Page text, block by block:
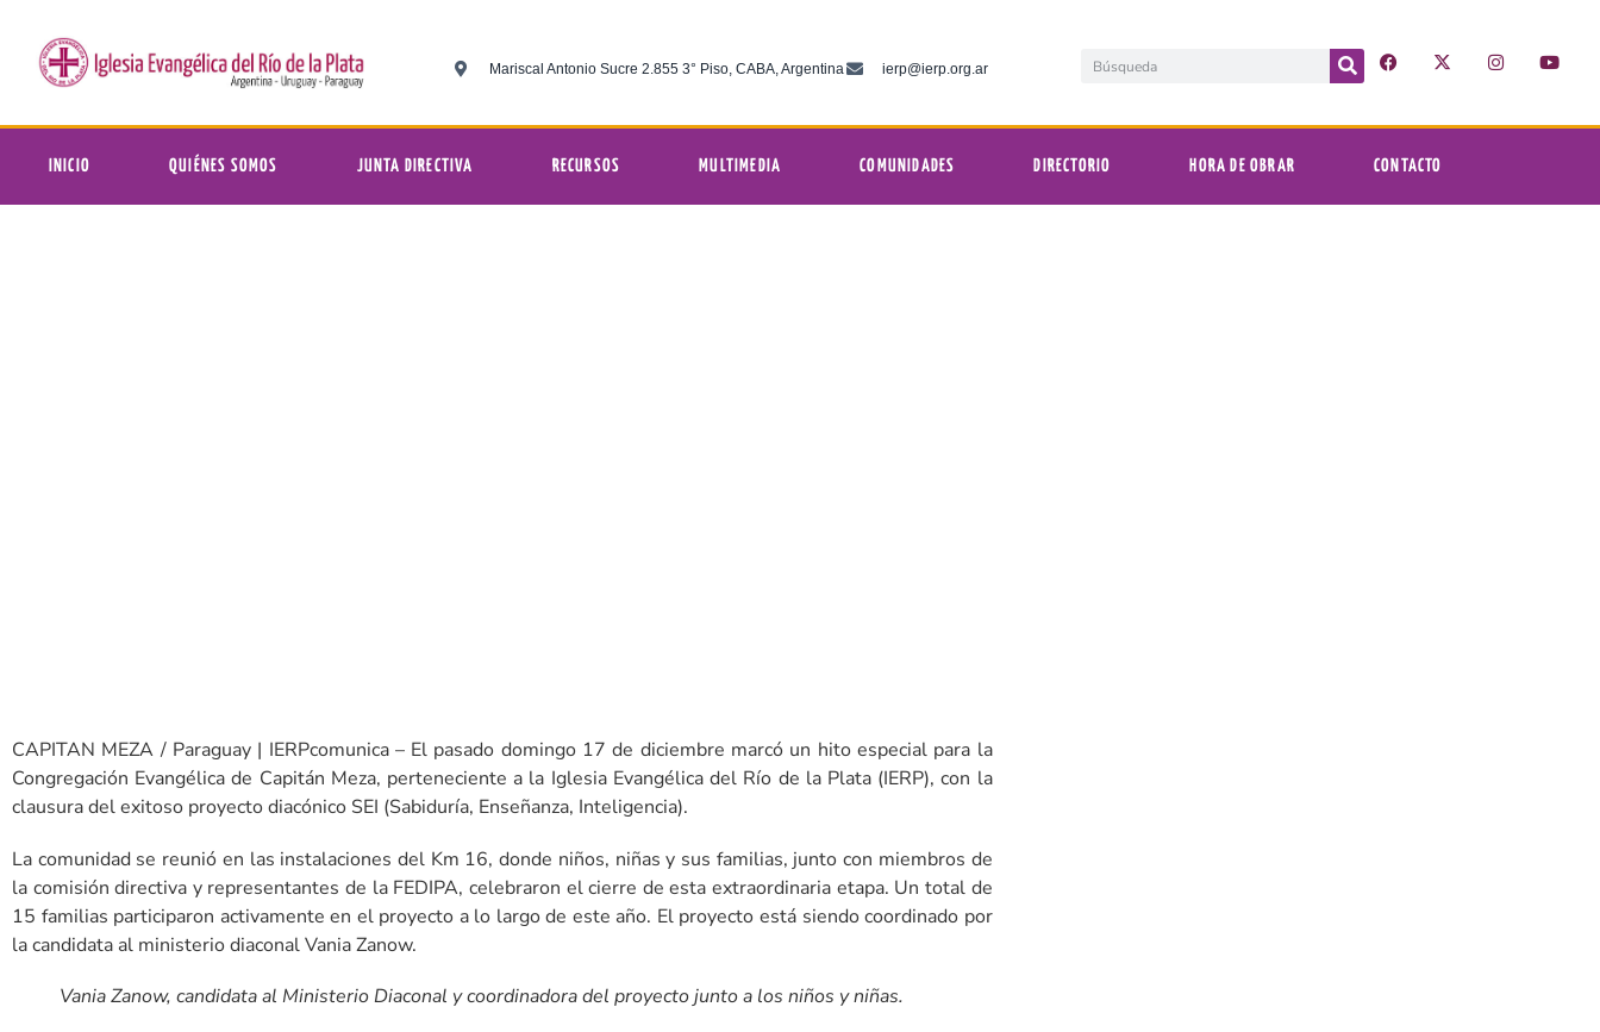
Mariscal Antonio Sucre 2.855 3° Piso, CABA, Argentina ierp@ierp.org.ar
INICIO QUIÉNES SOMOS JUNTA DIRECTIVA RECURSOS MULTIMEDIA COMUNIDADES DIRECTORIO HORA DE OBRAR CONTACTO
CAPITAN MEZA / Paraguay | IERPcomunica – El pasado domingo 17 de diciembre marcó un hito especial para la
Congregación Evangélica de Capitán Meza, perteneciente a la Iglesia Evangélica del Río de la Plata (IERP), con la
clausura del exitoso proyecto diacónico SEI (Sabiduría, Enseñanza, Inteligencia).
La comunidad se reunió en las instalaciones del Km 16, donde niños, niñas y sus familias, junto con miembros de
la comisión directiva y representantes de la FEDIPA, celebraron el cierre de esta extraordinaria etapa. Un total de
15 familias participaron activamente en el proyecto a lo largo de este año. El proyecto está siendo coordinado por
la candidata al ministerio diaconal Vania Zanow.
Vania Zanow, candidata al Ministerio Diaconal y coordinadora del proyecto junto a los niños y niñas.